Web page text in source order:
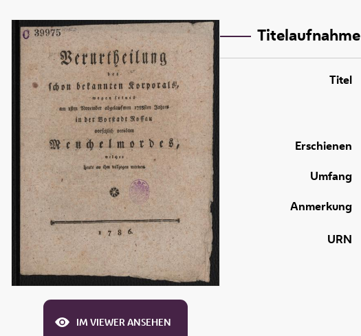
IM VIEWER ANSEHEN
Titelaufnahme
Titel
Erschienen
Umfang
Anmerkung
URN